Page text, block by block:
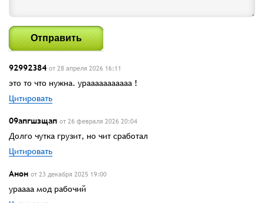
Отправить
92992384 от 28 апреля 2026 16:11
это то что нужна. урааааааааааа !
Цитировать
09апгшзщап от 26 февраля 2026 20:04
Долго чутка грузит, но чит сработал
Цитировать
Анон от 23 декабря 2025 19:00
ураааа мод рабочий